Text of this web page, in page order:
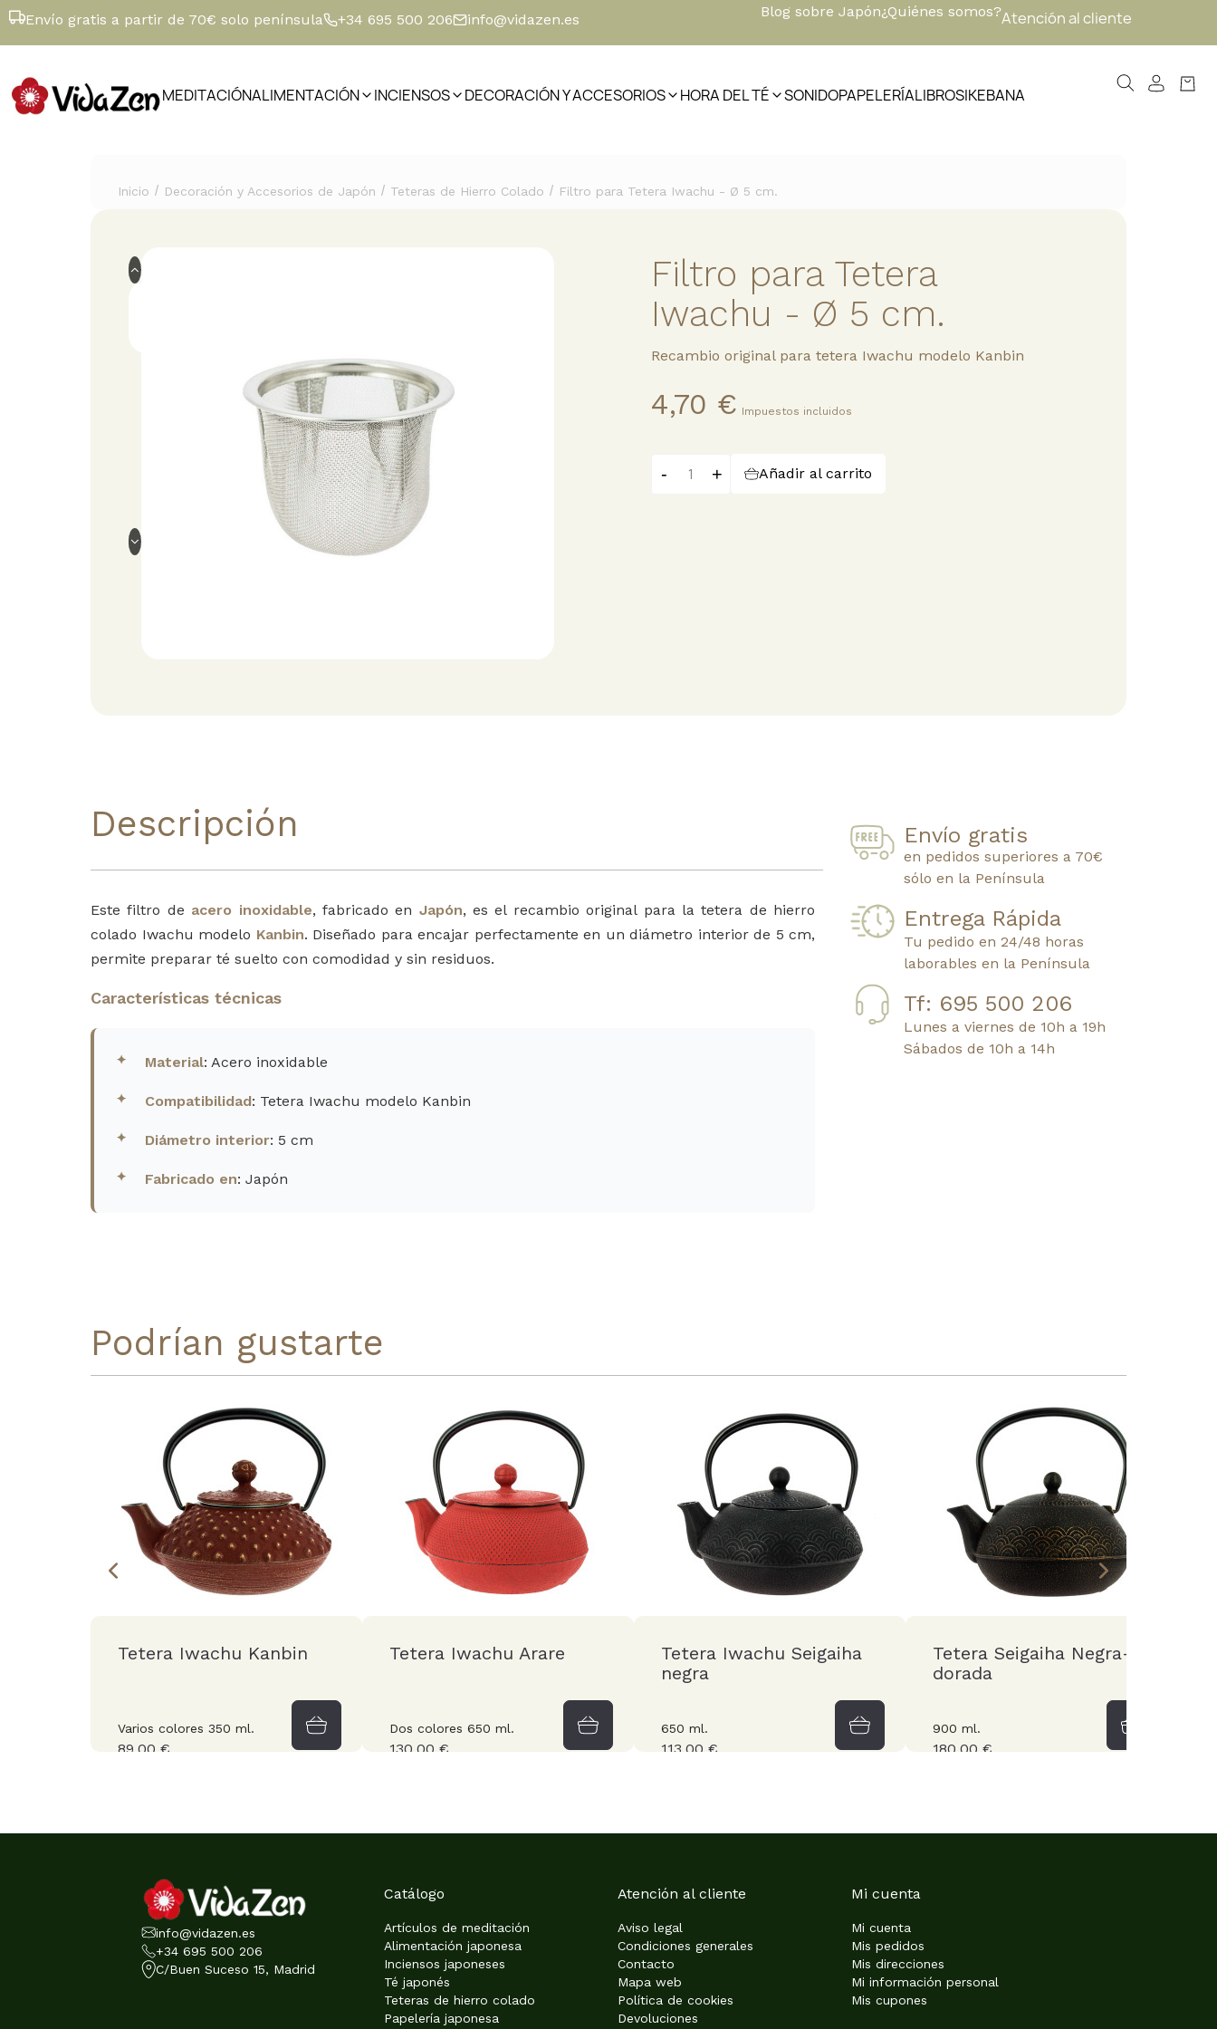
Envío gratis a partir de 70€ solo península +34 695 500 206 info@vidazen.es Blog sobre Japón¿Quiénes somos?Atención al cliente
MEDITACIÓNALIMENTACIÓN INCIENSOS DECORACIÓN Y ACCESORIOS HORA DEL TÉ SONIDOPAPELERÍALIBROSIKEBANA
Inicio / Decoración y Accesorios de Japón / Teteras de Hierro Colado / Filtro para Tetera Iwachu - Ø 5 cm.
Filtro para Tetera
Iwachu - Ø 5 cm.
Recambio original para tetera Iwachu modelo Kanbin
4,70 € Impuestos incluidos
- + Añadir al carrito
Descripción
Este filtro de acero inoxidable, fabricado en Japón, es el recambio original para la tetera de hierro
colado Iwachu modelo Kanbin. Diseñado para encajar perfectamente en un diámetro interior de 5 cm,
permite preparar té suelto con comodidad y sin residuos.
Características técnicas
Material: Acero inoxidable
Compatibilidad: Tetera Iwachu modelo Kanbin
Diámetro interior: 5 cm
Fabricado en: Japón
Envío gratis
en pedidos superiores a 70€
sólo en la Península
Entrega Rápida
Tu pedido en 24/48 horas
laborables en la Península
Tf: 695 500 206
Lunes a viernes de 10h a 19h
Sábados de 10h a 14h
Podrían gustarte
Tetera Iwachu Kanbin
Varios colores 350 ml.
89,00 €
Tetera Iwachu Arare
Dos colores 650 ml.
130,00 €
Tetera Iwachu Seigaiha
negra
650 ml.
113,00 €
Tetera Seigaiha Negra-
dorada
900 ml.
180,00 €
info@vidazen.es
+34 695 500 206
C/Buen Suceso 15, Madrid
Catálogo
Artículos de meditación
Alimentación japonesa
Inciensos japoneses
Té japonés
Teteras de hierro colado
Papelería japonesa
Atención al cliente
Aviso legal
Condiciones generales
Contacto
Mapa web
Política de cookies
Devoluciones
Mi cuenta
Mi cuenta
Mis pedidos
Mis direcciones
Mi información personal
Mis cupones